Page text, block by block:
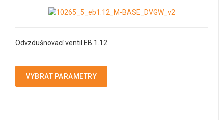
Odvzdušnovací ventil EB 1.12
VYBRAT PARAMETRY